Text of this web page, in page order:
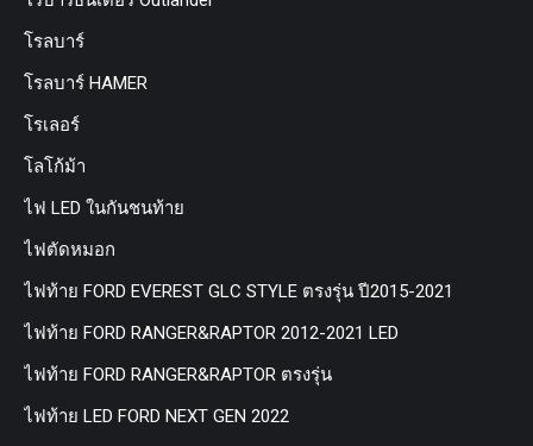
โรลบาร์
โรลบาร์ HAMER
โรเลอร์
โลโก้ม้า
ไฟ LED ในกันชนท้าย
ไฟตัดหมอก
ไฟท้าย FORD EVEREST GLC STYLE ตรงรุ่น ปี2015-2021
ไฟท้าย FORD RANGER&RAPTOR 2012-2021 LED
ไฟท้าย FORD RANGER&RAPTOR ตรงรุ่น
ไฟท้าย LED FORD NEXT GEN 2022